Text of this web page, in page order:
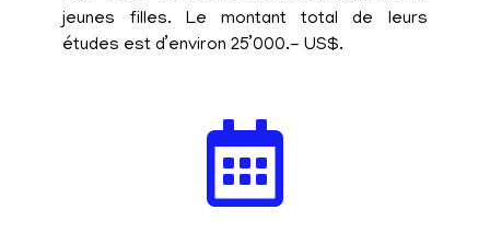
jeunes filles. Le montant total de leurs
études est d’environ 25’000.- US$.